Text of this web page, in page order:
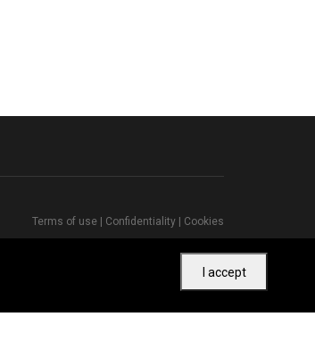
I accept
Terms of use|Confidentiality|Cookies